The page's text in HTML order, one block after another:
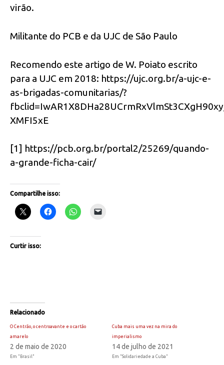
virão.
Militante do PCB e da UJC de São Paulo
Recomendo este artigo de W. Poiato escrito
para a UJC em 2018: https://ujc.org.br/a-ujc-e-
as-brigadas-comunitarias/?
XMFI5xE
[1] https://pcb.org.br/portal2/25269/quando-
a-grande-ficha-cair/
Compartilhe isso:
Curtir isso:
Relacionado
O Centrão, o centroavante e o cartão
amarelo
2 de maio de 2020
Em "Brasil"
Cuba mais uma vez na mira do
imperialismo
14 de julho de 2021
Em "Solidariedade a Cuba"